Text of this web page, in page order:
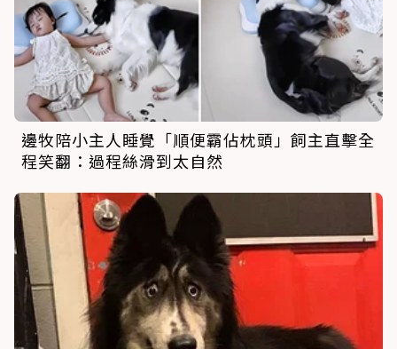
邊牧陪小主人睡覺「順便霸佔枕頭」飼主直擊全
程笑翻：過程絲滑到太自然